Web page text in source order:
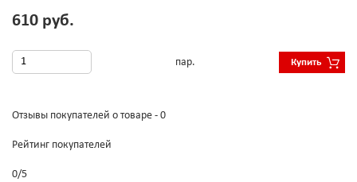
610 руб.
пар. Купить
Отзывы покупателей о товаре - 0
Рейтинг покупателей
0/5